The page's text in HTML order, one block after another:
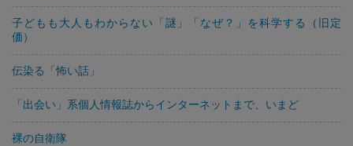
子どもも大人もわからない「謎」「なぜ？」を科学する（旧定
価）
伝染る「怖い話」
「出会い」系個人情報誌からインターネットまで、いまど
裸の自衛隊